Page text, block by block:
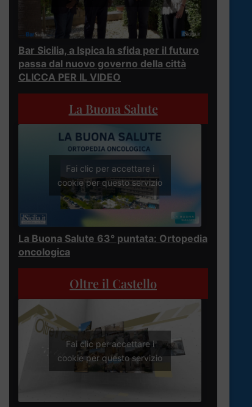
Bar Sicilia, a Ispica la sfida per il futuro
passa dal nuovo governo della città
CLICCA PER IL VIDEO
La Buona Salute
Fai clic per accettare i
cookie per questo servizio
La Buona Salute 63° puntata: Ortopedia
oncologica
Oltre il Castello
Fai clic per accettare i
cookie per questo servizio